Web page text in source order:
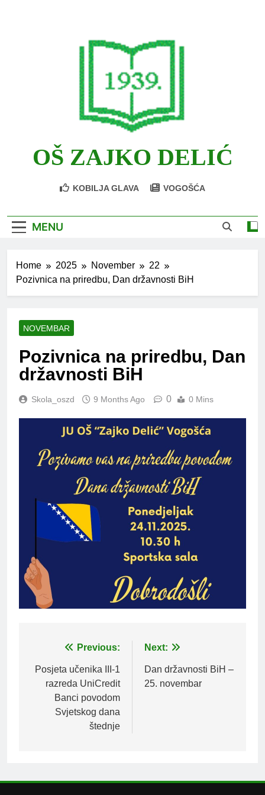
OŠ ZAJKO DELIĆ
KOBILJA GLAVA VOGOŠĆA
MENU
Home 2025 November
22
Pozivnica na priredbu, Dan državnosti BiH
NOVEMBAR
Pozivnica na priredbu, Dan
državnosti BiH
Skola_oszd 9 Months Ago 0 0 Mins
navigation
Previous:
Posjeta učenika III-1
razreda UniCredit
Banci povodom
Svjetskog dana
štednje
Next:
Dan državnosti BiH –
25. novembar